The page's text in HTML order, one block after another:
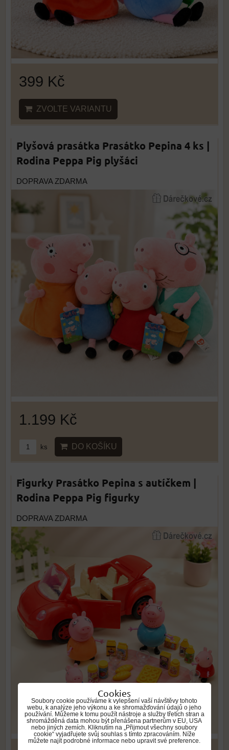
399 Kč
ZVOLTE VARIANTU
Plyšová prasátka Prasátko Pepina 4 ks |
Rodina Peppa Pig plyšáci
DOPRAVA ZDARMA
1.199 Kč
ks DO KOŠÍKU
Figurky Prasátko Pepina s autíčkem |
Rodina Peppa Pig figurky
DOPRAVA ZDARMA
Cookies
Soubory cookie používáme k vylepšení vaší návštěvy tohoto
webu, k analýze jeho výkonu a ke shromažďování údajů o jeho
používání. Můžeme k tomu použít nástroje a služby třetích stran a
shromážděná data mohou být přenášena partnerům v EU, USA
nebo jiných zemích. Kliknutím na „Přijmout všechny soubory
cookie“ vyjadřujete svůj souhlas s tímto zpracováním. Níže
můžete najít podrobné informace nebo upravit své preference.